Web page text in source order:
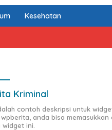
Kesehatan
Kriminal
contoh deskripsi untuk
anda bisa memasukkan
widget ini.